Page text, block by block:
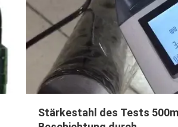
Stärkestahl des Tests